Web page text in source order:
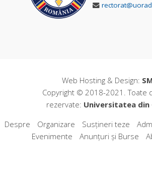
Web Hosting & Design:
Copyright © 2018-2021. Toate
rezervate: Universitatea din
Despre
Organizare Susțineri teze
Evenimente
Anunțuri și Burse